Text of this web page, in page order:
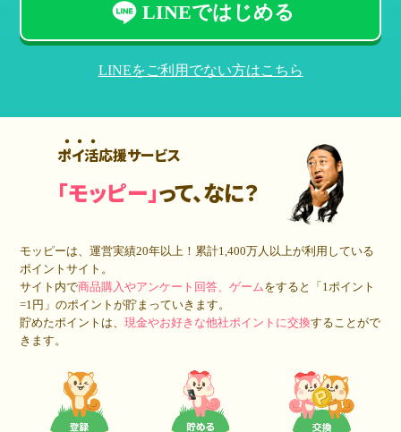
LINEではじめる
LINEをご利用でない方はこちら
ポイ活応援サービス
「モッピー」って、なに？
モッピーは、運営実績20年以上！累計1,400万人 以上が利用している
ポイントサイト。
サイト内で商品購入やアンケート回答、ゲームをすると「1ポイント
=1円」のポイントが貯まっていきます。
貯めたポイントは、現金やお好きな他社ポイントに交換することがで
きます。